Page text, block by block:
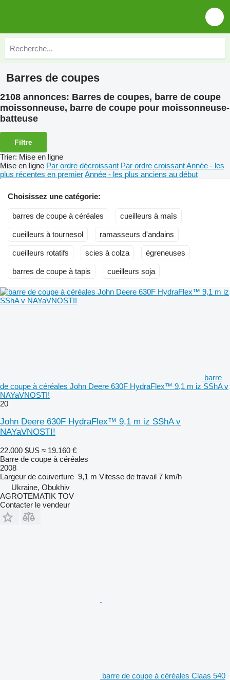
Barres de coupes
2108 annonces: Barres de coupes, barre de coupe
moissonneuse, barre de coupe pour moissonneuse-
batteuse
Filtre
Trier: Mise en ligne
Mise en ligne Par ordre décroissant Par ordre croissantAnnée - les
plus récentes en premierAnnée - les plus anciens au début
Choisissez une catégorie:
barres de coupe à céréales cueilleurs à maïs
cueilleurs à tournesol ramasseurs d'andains
cueilleurs rotatifs scies à colza égreneuses
barres de coupe à tapis cueilleurs soja
barre
de coupe à céréales John Deere 630F HydraFlex™ 9,1 m iz SShA v
NAYaVNOSTI!
20
John Deere 630F HydraFlex™ 9,1 m iz SShA v
NAYaVNOSTI!
22.000 $US ≈ 19.160 €
Barre de coupe à céréales
2008
Largeur de couverture 9,1 m Vitesse de travail 7 km/h
Ukraine, Obukhiv
AGROTEMATIK TOV
Contacter le vendeur
barre de coupe à céréales Claas 540